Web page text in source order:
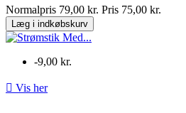
Normalpris 79,00 kr. Pris 75,00 kr.
Læg i indkøbskurv
-9,00 kr.
 Vis her